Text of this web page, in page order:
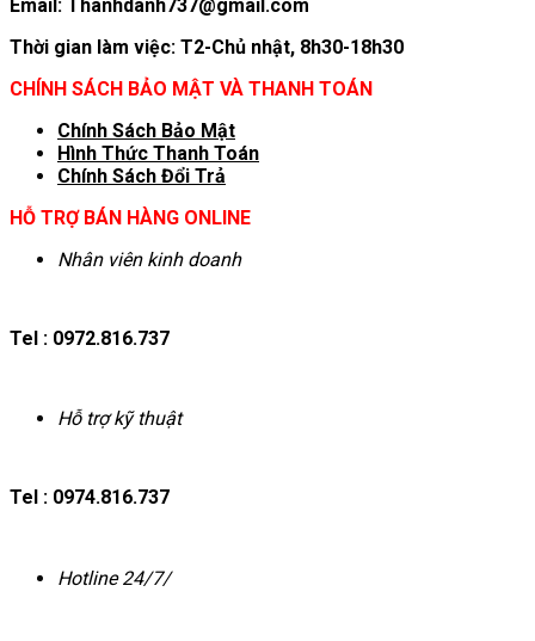
Email: Thanhdanh737@gmail.com
Thời gian làm việc: T2-Chủ nhật, 8h30-18h30
CHÍNH SÁCH BẢO MẬT VÀ THANH TOÁN
Chính Sách Bảo Mật
Hình Thức Thanh Toán
Chính Sách Đổi Trả
HỖ TRỢ BÁN HÀNG ONLINE
Nhân viên kinh doanh
Tel : 0972.816.737
Hỗ trợ kỹ thuật
Tel : 0974.816.737
Hotline 24/7/